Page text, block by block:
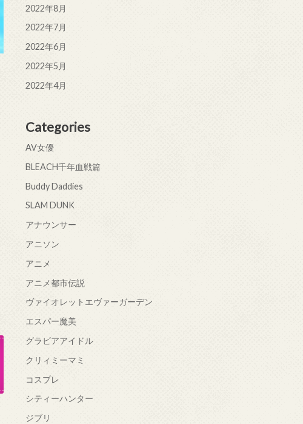
2022年8月
2022年7月
2022年6月
2022年5月
2022年4月
Categories
AV女優
BLEACH千年血戦篇
Buddy Daddies
SLAM DUNK
アナウンサー
アニソン
アニメ
アニメ都市伝説
ヴァイオレットエヴァーガーデン
エスパー魔美
グラビアアイドル
クリィミーマミ
コスプレ
シティーハンター
ジブリ